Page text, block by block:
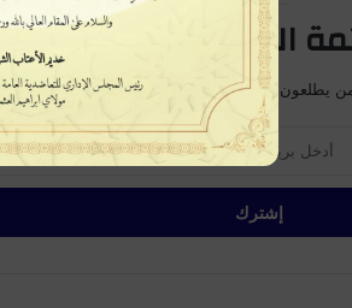
البريدية سيصلك كل
يطلعون على الخبر في بداية ظهورة، اشترك الآن في